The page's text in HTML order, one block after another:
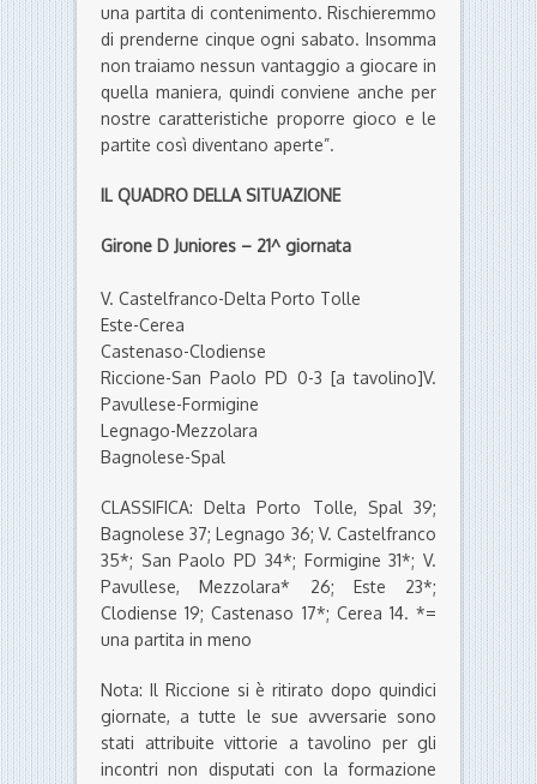
una partita di contenimento. Rischieremmo
di prenderne cinque ogni sabato. Insomma
non traiamo nessun vantaggio a giocare in
quella maniera, quindi conviene anche per
nostre caratteristiche proporre gioco e le
partite così diventano aperte”.
IL QUADRO DELLA SITUAZIONE
Girone D Juniores – 21^ giornata
V. Castelfranco-Delta Porto Tolle
Este-Cerea
Castenaso-Clodiense
Riccione-San Paolo PD 0-3 [a tavolino]V.
Pavullese-Formigine
Legnago-Mezzolara
Bagnolese-Spal
CLASSIFICA: Delta Porto Tolle, Spal 39;
Bagnolese 37; Legnago 36; V. Castelfranco
35*; San Paolo PD 34*; Formigine 31*; V.
Pavullese, Mezzolara* 26; Este 23*;
Clodiense 19; Castenaso 17*; Cerea 14. *=
una partita in meno
Nota: Il Riccione si è ritirato dopo quindici
giornate, a tutte le sue avversarie sono
stati attribuite vittorie a tavolino per gli
incontri non disputati con la formazione